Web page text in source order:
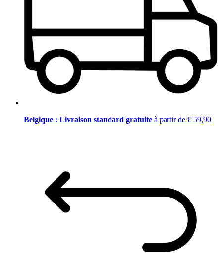
Belgique : Livraison standard gratuite à partir de € 59,90